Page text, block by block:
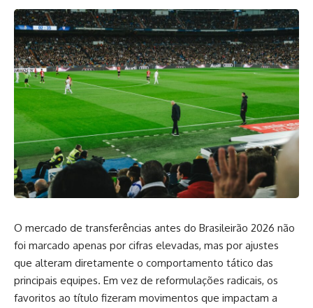
O mercado de transferências antes do Brasileirão 2026 não
foi marcado apenas por cifras elevadas, mas por ajustes
que alteram diretamente o comportamento tático das
principais equipes. Em vez de reformulações radicais, os
favoritos ao título fizeram movimentos que impactam a